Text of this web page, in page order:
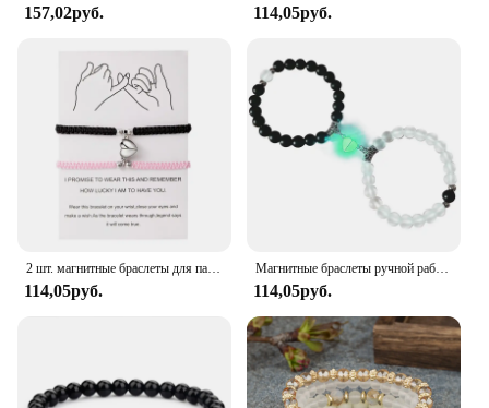
157,02руб. 114,05руб.
2 шт. магнитные браслеты для пар в форме сердца, одинаковые привлекательные браслеты с подвеской в виде кошки и котенка для женщин и мужчин, свадебные украшения для влюбленных
114,05руб.
Магнитные браслеты ручной работы в форме сердца, браслеты для влюбленных, Парные браслеты, 2 шт.
114,05руб.